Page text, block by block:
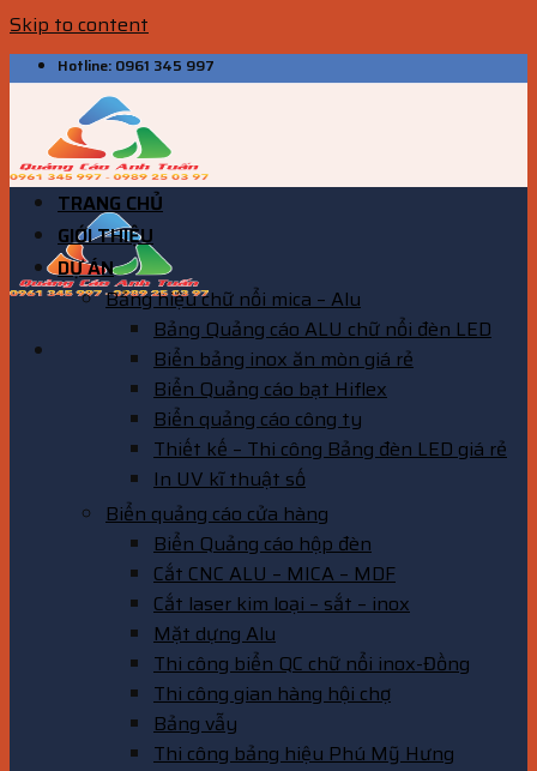
Skip to content
Hotline: 0961 345 997
TRANG CHỦ
GIỚI THIỆU
DỰ ÁN
Bảng hiệu chữ nổi mica – Alu
Bảng Quảng cáo ALU chữ nổi đèn LED
Biển bảng inox ăn mòn giá rẻ
Biển Quảng cáo bạt Hiflex
Biển quảng cáo công ty
Thiết kế – Thi công Bảng đèn LED giá rẻ
In UV kĩ thuật số
Biển quảng cáo cửa hàng
Biển Quảng cáo hộp đèn
Cắt CNC ALU – MICA – MDF
Cắt laser kim loại – sắt – inox
Mặt dựng Alu
Thi công biển QC chữ nổi inox-Đồng
Thi công gian hàng hội chợ
Bảng vẫy
Thi công bảng hiệu Phú Mỹ Hưng